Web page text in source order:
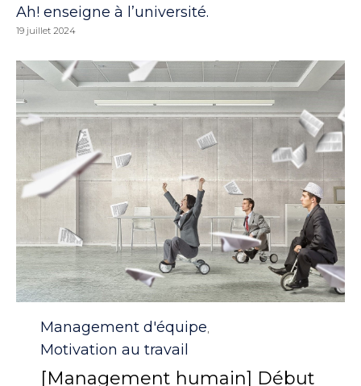
Ah! enseigne à l’université.
19 juillet 2024
Category
Management d'équipe,
Motivation au travail
[Management humain] Début